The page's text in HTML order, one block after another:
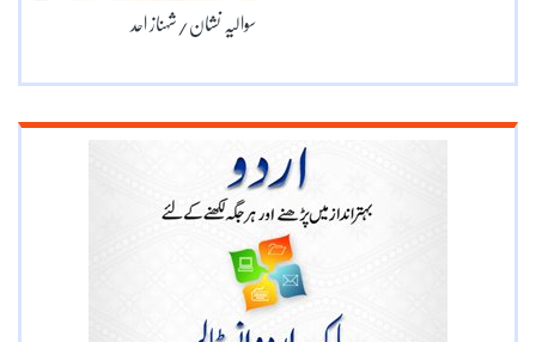
سوالیہ نشان/شہناز احد